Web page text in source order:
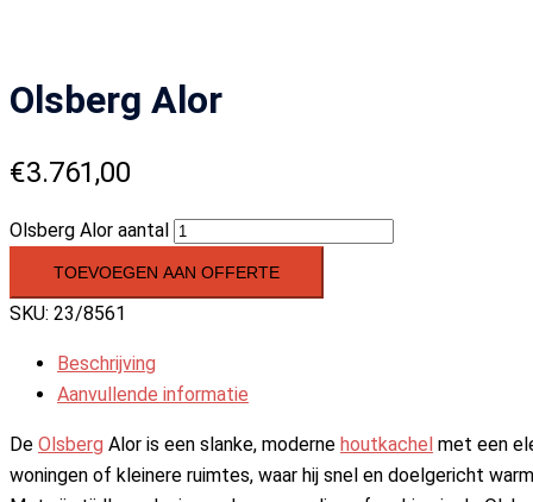
Olsberg Alor
€3.761,00
Olsberg Alor aantal
TOEVOEGEN AAN OFFERTE
SKU: 23/8561
Beschrijving
Aanvullende informatie
De Olsberg Alor is een slanke, moderne houtkachel met een
woningen of kleinere ruimtes, waar hij snel en doelgericht